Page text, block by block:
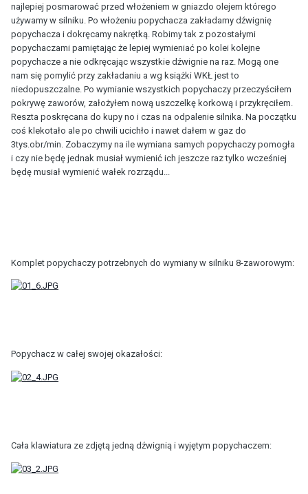
najlepiej posmarować przed włożeniem w gniazdo olejem którego
używamy w silniku. Po włożeniu popychacza zakładamy dźwignię
popychacza i dokręcamy nakrętką. Robimy tak z pozostałymi
popychaczami pamiętając że lepiej wymieniać po kolei kolejne
popychacze a nie odkręcając wszystkie dźwignie na raz. Mogą one
nam się pomylić przy zakładaniu a wg książki WKŁ jest to
niedopuszczalne. Po wymianie wszystkich popychaczy przeczyściłem
pokrywę zaworów, założyłem nową uszczelkę korkową i przykręciłem.
Reszta poskręcana do kupy no i czas na odpalenie silnika. Na początku
coś klekotało ale po chwili ucichło i nawet dałem w gaz do
3tys.obr/min. Zobaczymy na ile wymiana samych popychaczy pomogła
i czy nie będę jednak musiał wymienić ich jeszcze raz tylko wcześniej
będę musiał wymienić wałek rozrządu...
Komplet popychaczy potrzebnych do wymiany w silniku 8-zaworowym:
Popychacz w całej swojej okazałości:
Cała klawiatura ze zdjętą jedną dźwignią i wyjętym popychaczem: